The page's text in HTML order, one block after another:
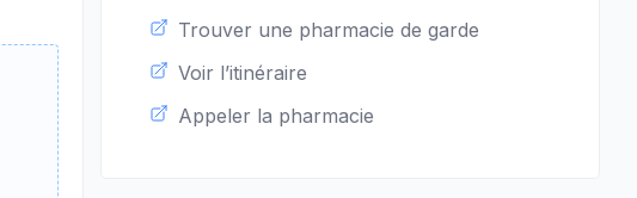
Trouver une pharmacie de garde
Voir l’itinéraire
Appeler la pharmacie